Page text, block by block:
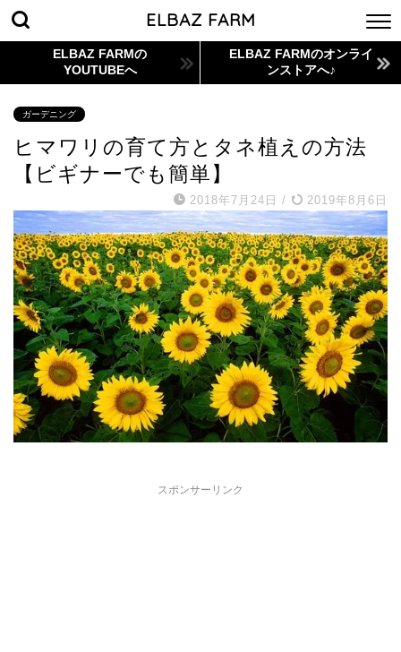
ELBAZ FARM
ELBAZ FARMの
YOUTUBEへ
ELBAZ FARMのオンライ
ンストアへ♪
ガーデニング
ヒマワリの育て方とタネ植えの方法
【ビギナーでも簡単】
2018年7月24日 / 2019年8月6日
スポンサーリンク